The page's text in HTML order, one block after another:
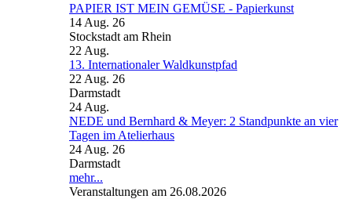
PAPIER IST MEIN GEMÜSE - Papierkunst
14 Aug. 26
Stockstadt am Rhein
22 Aug.
13. Internationaler Waldkunstpfad
22 Aug. 26
Darmstadt
24 Aug.
NEDE und Bernhard & Meyer: 2 Standpunkte an vier
Tagen im Atelierhaus
24 Aug. 26
Darmstadt
mehr...
Veranstaltungen am 26.08.2026